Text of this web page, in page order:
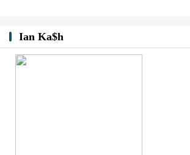
너흴 너무 쉽게
삼켜버려 She wanna eat ma
Ian Ka$h